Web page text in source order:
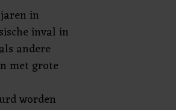
in
inval in
andere
met grote
worden